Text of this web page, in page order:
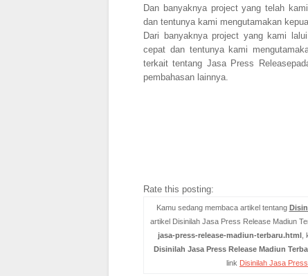
Dan banyaknya project yang telah
dan tentunya kami mengutamakan
Dari banyaknya project yang kami
cepat dan tentunya kami
terkait tentang Jasa Press
pembahasan lainnya.
Rate this posting:
Kamu sedang membaca artikel tentang
artikel Disinilah Jasa Press Release Madiun
jasa-press-release-madiun-terbaru.html,
Disinilah Jasa Press Release Madiun
link Disinilah Jasa